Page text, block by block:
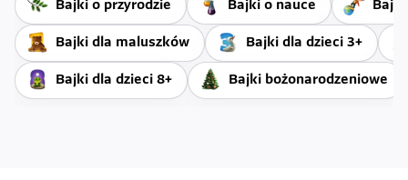
Bajki o przyrodzie Bajki o nauce
Bajki dla maluszków Bajki dla dzieci 3+
Bajki dla dzieci 8+ Bajki bożonarodzeniowe